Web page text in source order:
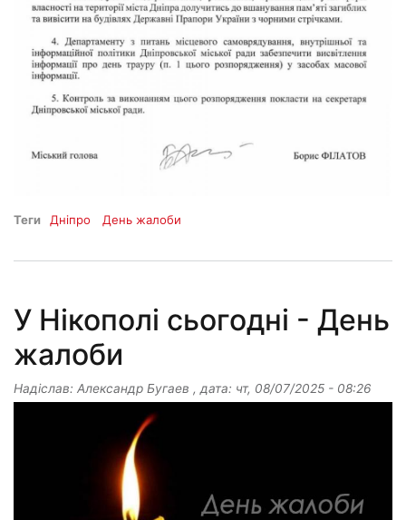
Теги Дніпро День жалоби
У Нікополі сьогодні - День
жалоби
Надіслав: Александр Бугаев , дата: чт, 08/07/2025 - 08:26